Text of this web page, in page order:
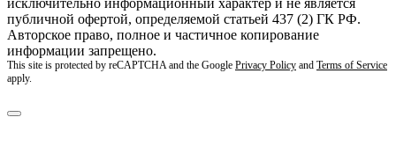
исключительно информационный характер и не является
публичной офертой, определяемой статьей 437 (2) ГК РФ.
Авторское право, полное и частичное копирование
информации запрещено.
This site is protected by reCAPTCHA and the Google Privacy Policy and Terms of Service
apply.